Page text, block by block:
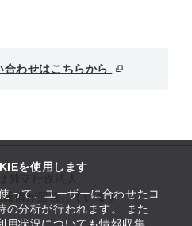
を使用します
って、ユーザーに合わせたコ
の分析が行われます。 また
わせはこちらから
構が運営しています